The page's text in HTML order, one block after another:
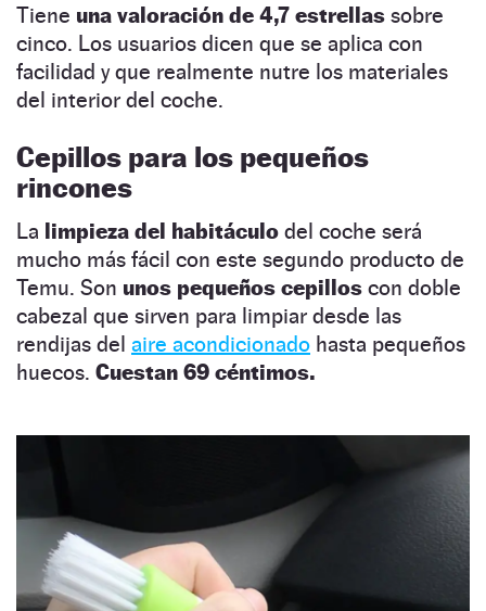
Tiene una valoración de 4,7 estrellas sobre
cinco. Los usuarios dicen que se aplica con
facilidad y que realmente nutre los materiales
del interior del coche.
Cepillos para los pequeños
rincones
La limpieza del habitáculo del coche será
mucho más fácil con este segundo producto de
Temu. Son unos pequeños cepillos con doble
cabezal que sirven para limpiar desde las
rendijas del aire acondicionado hasta pequeños
huecos. Cuestan 69 céntimos.